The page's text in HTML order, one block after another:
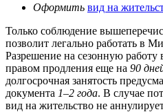
Оформить вид на
Только соблюдение
позволит легально работать в
Разрешение на сезонную работу
правом продления еще на 90
долгосрочная занятость
документа 1–2 года. В случае
вид на жительство не